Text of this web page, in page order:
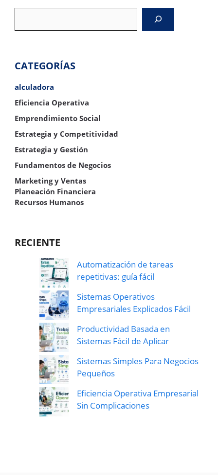
CATEGORÍAS
alculadora
Eficiencia Operativa
Emprendimiento Social
Estrategia y Competitividad
Estrategia y Gestión
Fundamentos de Negocios
Marketing y Ventas
Planeación Financiera
Recursos Humanos
RECIENTE
Automatización de tareas
repetitivas: guía fácil
Sistemas Operativos
Empresariales Explicados Fácil
Productividad Basada en
Sistemas Fácil de Aplicar
Sistemas Simples Para Negocios
Pequeños
Eficiencia Operativa Empresarial
Sin Complicaciones